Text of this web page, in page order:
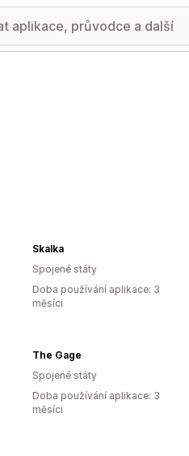
Skalka
Spojené státy
Doba používání aplikace: 3
měsíci
The Gage
Spojené státy
Doba používání aplikace: 3
měsíci